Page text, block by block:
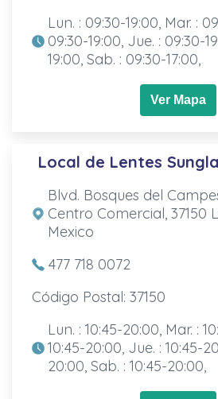
Lun. : 09:30-19:00, Mar. :
09:30-19:00, Jue. : 09:30-
19:00, Sab. : 09:30-17:00,
Ver Mapa
Local de Lentes
Blvd. Bosques del
Centro Comercial, 37150
Mexico
477 718 0072
Código Postal: 37150
Lun. : 10:45-20:00, Mar. :
10:45-20:00, Jue. : 10:45-
20:00, Sab. : 10:45-20:00,